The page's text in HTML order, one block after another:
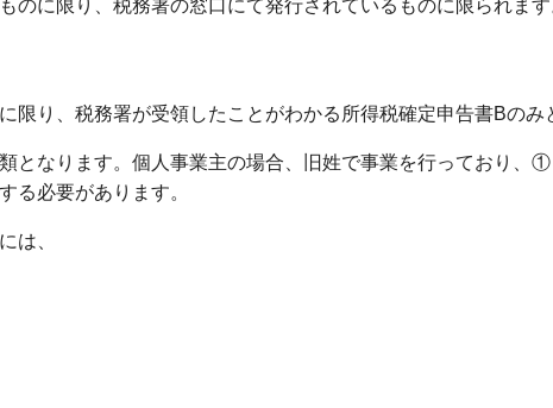
のに限り、税務署の窓口にて発行されているものに限られま
限り、税務署が受領したことがわかる所得税確定申告書Bのみ
となります。個人事業主の場合、旧姓で事業を行っており
る必要があります。
は、